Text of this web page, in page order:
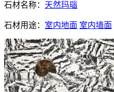
石材名称： 天然玛瑙
石材用途： 室内地面 室内墙面